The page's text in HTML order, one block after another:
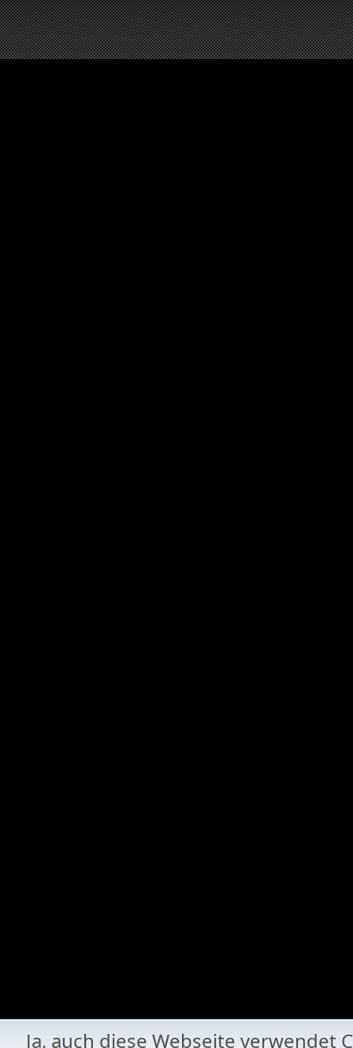
Ja, auch diese Webseite